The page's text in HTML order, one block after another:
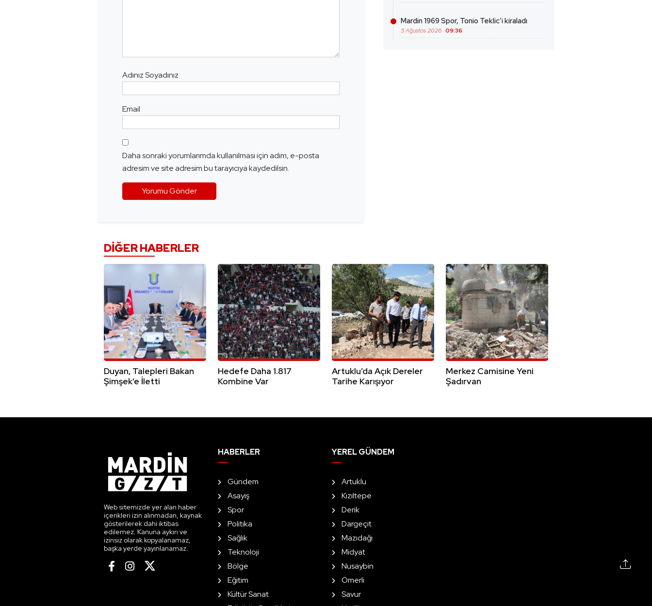
Adınız Soyadınız
Email
Daha sonraki yorumlarımda kullanılması için adım, e-posta
adresim ve site adresim bu tarayıcıya kaydedilsin.
Mardin 1969 Spor, Tonio Teklic’i kiraladı
5 Ağustos 2026 09:36
DIĞER HABERLER
Duyan, Talepleri Bakan
Şimşek’e İletti
Hedefe Daha 1.817
Kombine Var
Artuklu’da Açık Dereler
Tarihe Karışıyor
Merkez Camisine Yeni
Şadırvan
Web sitemizde yer alan haber
içerikleri izin alınmadan, kaynak
gösterilerek dahi iktibas
edilemez. Kanuna aykırı ve
izinsiz olarak kopyalanamaz,
başka yerde yayınlanamaz.
HABERLER
Gündem
Asayiş
Spor
Politika
Sağlık
Teknoloji
Bölge
Eğitim
Kültür Sanat
YEREL GÜNDEM
Artuklu
Kızıltepe
Derik
Dargeçit
Mazıdağı
Midyat
Nusaybin
Ömerli
Savur